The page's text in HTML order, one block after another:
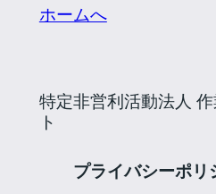
ホームへ
特定非営利活動法人
プライバシーポリ